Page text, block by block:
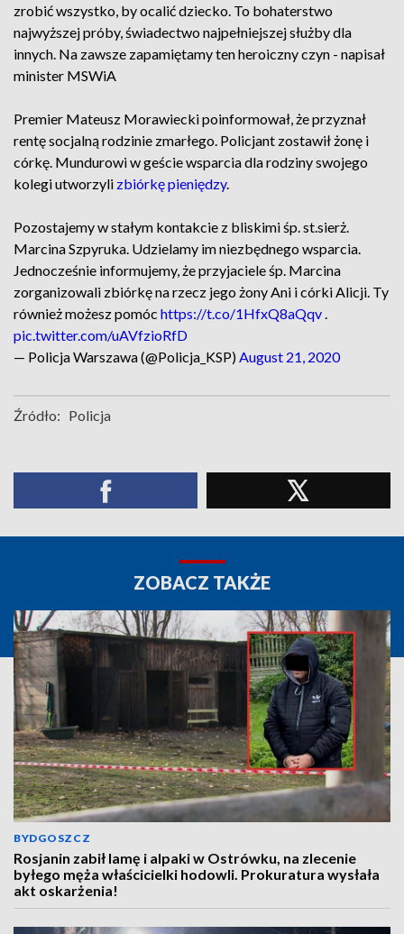
zrobić wszystko, by ocalić dziecko. To bohaterstwo
najwyższej próby, świadectwo najpełniejszej służby dla
innych. Na zawsze zapamiętamy ten heroiczny czyn - napisał
minister MSWiA
Premier Mateusz Morawiecki poinformował, że przyznał
rentę socjalną rodzinie zmarłego. Policjant zostawił żonę i
córkę. Mundurowi w geście wsparcia dla rodziny swojego
kolegi utworzyli zbiórkę pieniędzy.
Pozostajemy w stałym kontakcie z bliskimi śp. st.sierż.
Marcina Szpyruka. Udzielamy im niezbędnego wsparcia.
Jednocześnie informujemy, że przyjaciele śp. Marcina
zorganizowali zbiórkę na rzecz jego żony Ani i córki Alicji. Ty
również możesz pomóc https://t.co/1HfxQ8aQqv.
pic.twitter.com/uAVfzioRfD
— Policja Warszawa (@Policja_KSP)August 21, 2020
Źródło: Policja
ZOBACZ TAKŻE
BYDGOSZCZ
Rosjanin zabił lamę i alpaki w Ostrówku, na zlecenie
byłego męża właścicielki hodowli. Prokuratura wysłała
akt oskarżenia!